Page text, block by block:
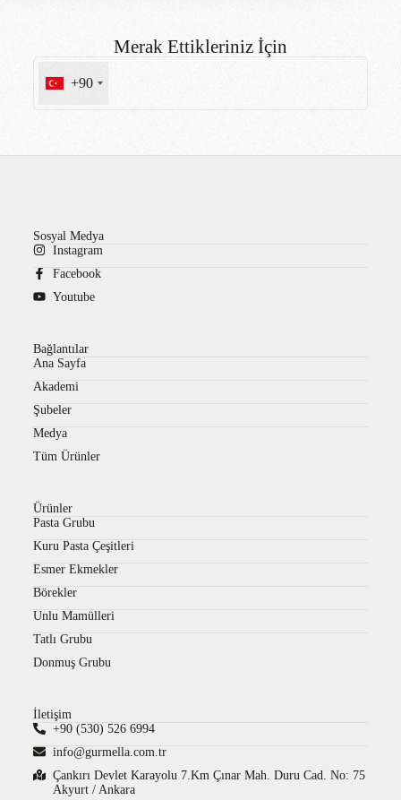
Merak Ettikleriniz İçin
+90
Sosyal Medya
Instagram
Facebook
Youtube
Bağlantılar
Ana Sayfa
Akademi
Şubeler
Medya
Tüm Ürünler
Ürünler
Pasta Grubu
Kuru Pasta Çeşitleri
Esmer Ekmekler
Börekler
Unlu Mamülleri
Tatlı Grubu
Donmuş Grubu
İletişim
+90 (530) 526 6994
info@gurmella.com.tr
Çankırı Devlet Karayolu 7.Km Çınar Mah. Duru Cad. No: 75
Akyurt / Ankara